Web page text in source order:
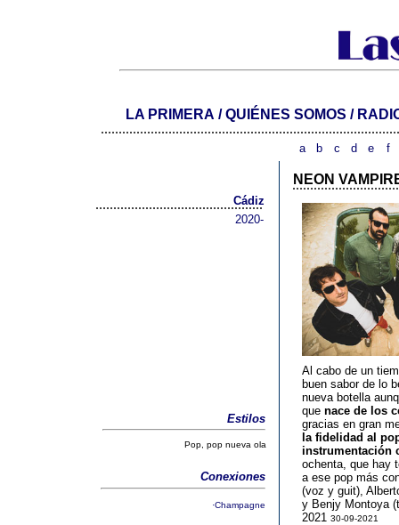
NEON
Estilos
Pop, pop nueva ola
...............................................
2020-
LA PRIMERA / QUIÉNES SOMOS /
Al cabo de un
buen sabor de lo
nueva botella
que nace de los
gracias en gran
la fidelidad al
instrumentación
ochenta, que hay
a ese pop más
(voz y guit),
y Benjy Montoya
2021 30-09-2021
a b c d e f
Conexiones
·Champagne
Cádiz